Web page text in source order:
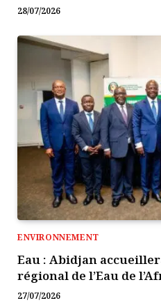
28/07/2026
ENVIRONNEMENT
Eau : Abidjan
régional de l’Eau de
27/07/2026